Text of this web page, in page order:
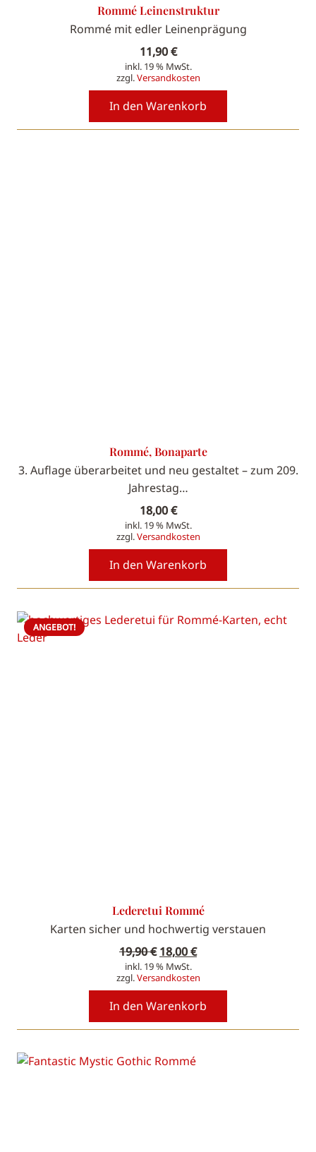
Rommé Leinenstruktur
Rommé mit edler Leinenprägung
11,90€
inkl. 19 % MwSt.
zzgl.Versandkosten
In den Warenkorb
Rommé, Bonaparte
3. Auflage überarbeitet und neu gestaltet – zum 209.
Jahrestag…
18,00€
inkl. 19 % MwSt.
zzgl.Versandkosten
In den Warenkorb
ANGEBOT!
Lederetui Rommé
Karten sicher und hochwertig verstauen
19,90€ Ursprünglicher
Preis
war:
19,90 €
18,00€Aktueller
ist:
18,00 €.
inkl. 19 % MwSt.
zzgl.Versandkosten
In den Warenkorb